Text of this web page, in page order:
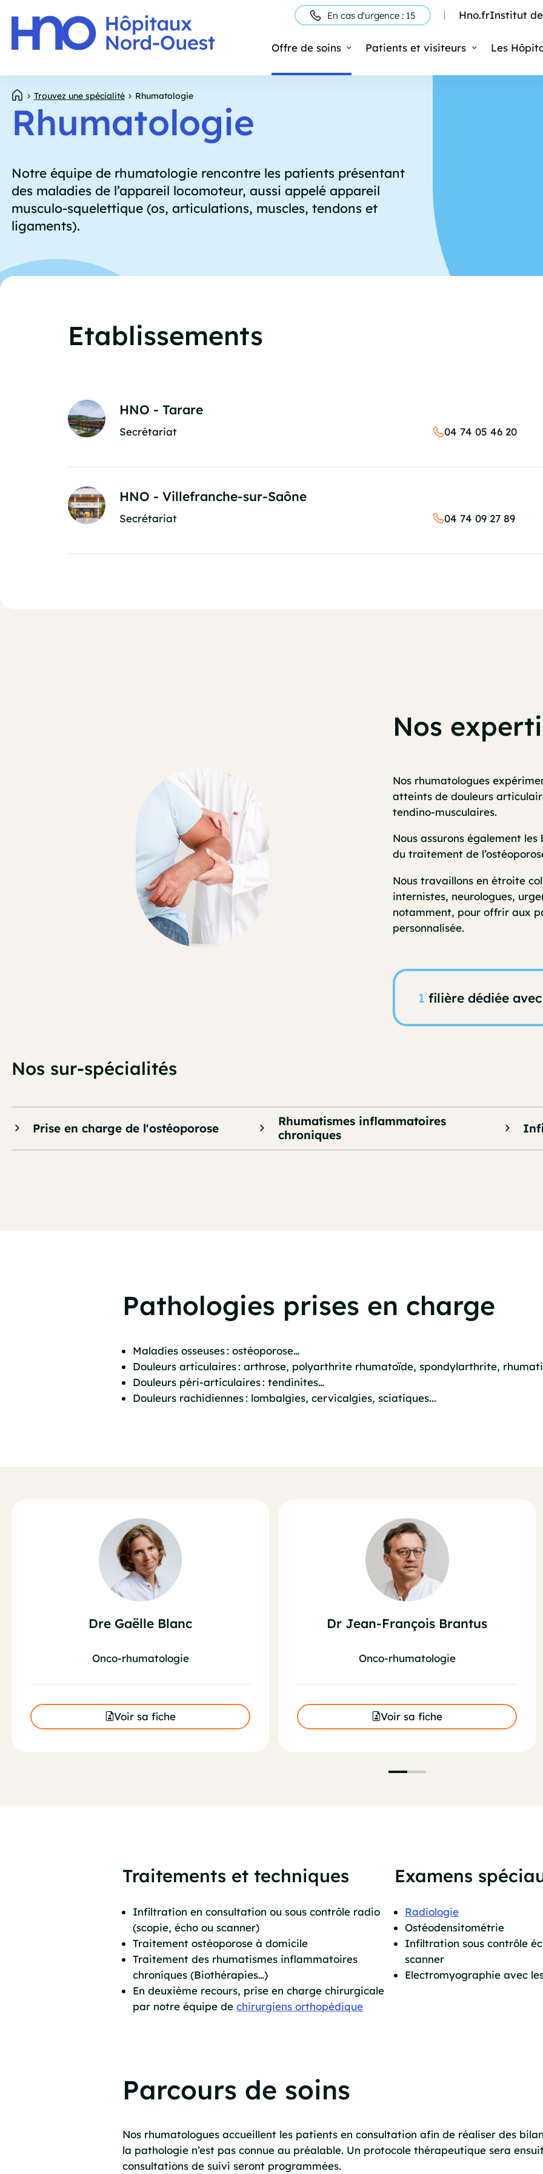
au
contenu
principal
Entête
En cas d'urgence : 15 Hno.frInstitut
Navigation
Offre de soins Patients et visiteurs Les
Fil
Trouvez une spécialité Rhumatologie
Rhumatologie
Notre équipe de rhumatologie rencontre les patients présentant
des maladies de l’appareil locomoteur, aussi appelé appareil
musculo-squelettique (os, articulations, muscles, tendons et
ligaments).
Etablissements
HNO - Tarare
Secrétariat 04 74 05 46 20
HNO - Villefranche-sur-Saône
Secrétariat 04 74 09 27 89
Nos
Nos rhumatologues
atteints de douleurs
tendino-musculaires.
Nous assurons également
du traitement de
Nous travaillons en étroite
internistes, neurologues,
notamment, pour offrir aux
personnalisée.
1filière dédiée
Nos sur-spécialités
Prise en charge de l'ostéoporose
Rhumatismes inflammatoires
chroniques
Pathologies prises en charge
Maladies osseuses : ostéoporose…
Douleurs articulaires : arthrose, polyarthrite rhumatoïde, spondylarthrite,
Douleurs péri-articulaires : tendinites…
Douleurs rachidiennes : lombalgies, cervicalgies, sciatiques...
Dre Gaëlle Blanc
Onco-rhumatologie
Voir sa fiche
Dr Jean-François Brantus
Onco-rhumatologie
Voir sa fiche
Traitements et techniques
Infiltration en consultation ou sous contrôle radio
(scopie, écho ou scanner)
Traitement ostéoporose à domicile
Traitement des rhumatismes inflammatoires
chroniques (Biothérapies…)
En deuxième recours, prise en charge chirurgicale
par notre équipe dechirurgiens orthopédique
Examens
Radiologie
Ostéodensitométrie
Infiltration sous contrôle
scanner
Electromyographie avec
Parcours de soins
Nos rhumatologues accueillent les patients en consultation afin de réaliser des
la pathologie n’est pas connue au préalable. Un protocole thérapeutique sera
consultations de suivi seront programmées.